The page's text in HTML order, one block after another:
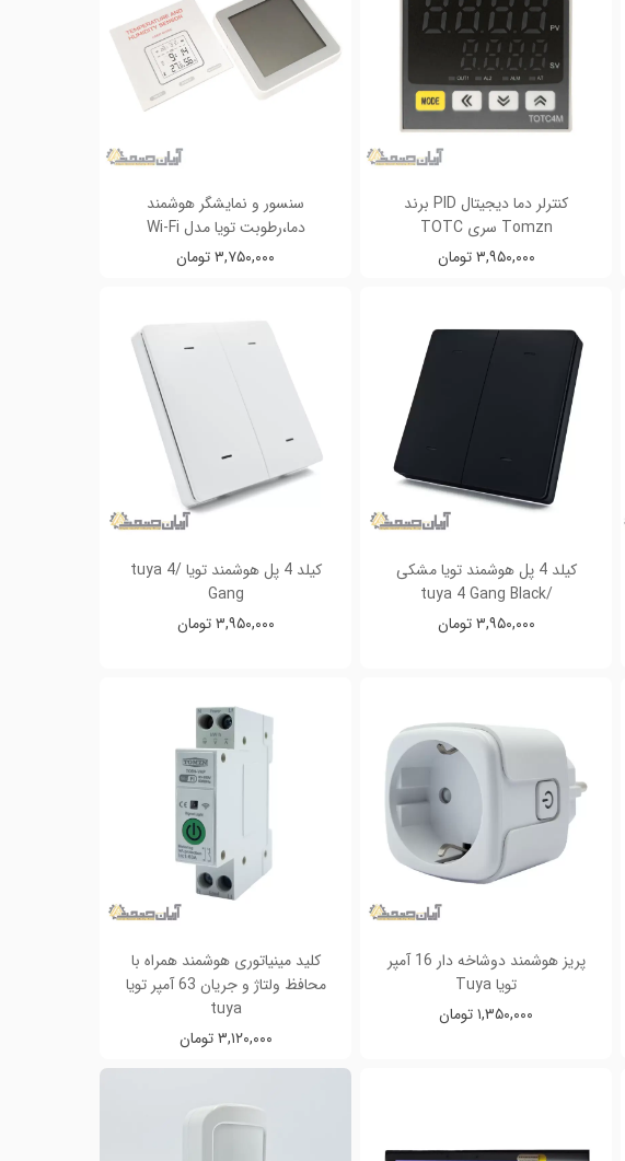
کنترلر دما دیجیتال PID برند
Tomzn سری TOTC
۳,۹۵۰,۰۰۰ تومان
سنسور و نمایشگر هوشمند
دما،رطوبت تویا مدل Wi-Fi
۳,۷۵۰,۰۰۰ تومان
کیلد 4 پل هوشمند تویا مشکی
/tuya 4 Gang Black
۳,۹۵۰,۰۰۰ تومان
کیلد 4 پل هوشمند تویا /tuya 4
Gang
۳,۹۵۰,۰۰۰ تومان
پریز هوشمند دوشاخه دار 16 آمپر
تویا Tuya
۱,۳۵۰,۰۰۰ تومان
کلید مینیاتوری هوشمند همراه با
محافظ ولتاژ و جریان 63 آمپر تویا
tuya
۳,۱۲۰,۰۰۰ تومان